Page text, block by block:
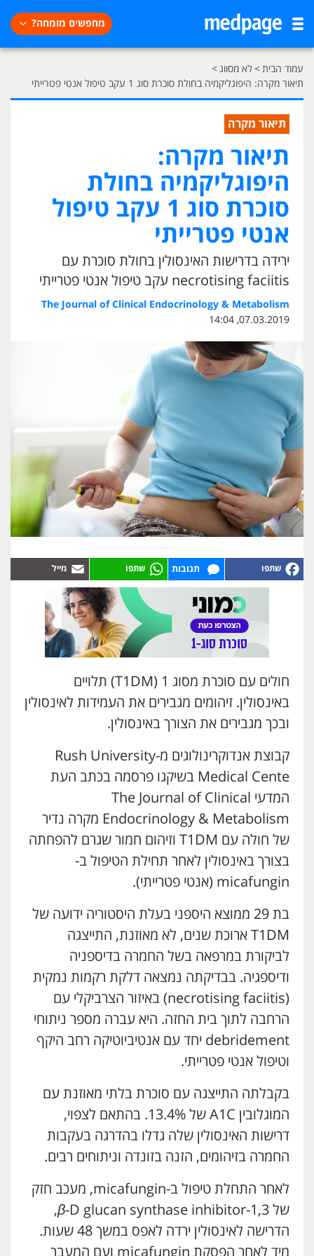
מחפשים מומחה?
עמוד הבית>לא מסווג>
תיאור מקרה: היפוגליקמיה בחולת סוכרת סוג 1 עקב טיפול אנטי פטרייתי
תיאור מקרה
תיאור מקרה:
היפוגליקמיה בחולת
סוכרת סוג 1 עקב טיפול
אנטי פטרייתי
ירידה בדרישות האינסולין בחולת סוכרת עם
necrotising faciitis עקב טיפול אנטי פטרייתי
The Journal of Clinical Endocrinology & Metabolism
07.03.2019, 14:04
תגובות
חולים עם סוכרת מסוג 1 (T1DM) תלויים
באינסולין. זיהומים מגבירים את העמידות לאינסולין
ובכך מגבירים את הצורך באינסולין.
קבוצת אנדוקרינולוגים מ-Rush University
Medical Cente בשיקגו פרסמה בכתב העת
המדעי The Journal of Clinical
Endocrinology & Metabolism מקרה נדיר
של חולה עם T1DM וזיהום חמור שגרם להפחתה
בצורך באינסולין לאחר תחילת הטיפול ב-
micafungin (אנטי פטרייתי).
בת 29 ממוצא היספני בעלת היסטוריה ידועה של
T1DM ארוכת שנים, לא מאוזנת, התייצגה
לביקורת במרפאה בשל החמרה בדיספניה
ודיספגיה. בבדיקתה נמצאה דלקת רקמות נמקית
(necrotising faciitis) באיזור הצרביקלי עם
הרחבה לתוך בית החזה. היא עברה מספר ניתוחי
debridement יחד עם אנטיביוטיקה רחב היקף
וטיפול אנטי פטרייתי.
בקבלתה התייצגה עם סוכרת בלתי מאוזנת עם
המוגלובין A1C של 13.4%. בהתאם לצפוי,
דרישות האינסולין שלה גדלו בהדרגה בעקבות
החמרה בזיהומים, הזנה בזונדה וניתוחים רבים.
לאחר התחלת טיפול ב-micafungin, מעכב חזק
של 1,3-
β
-D glucan synthase inhibitor,
הדרישה לאינסולין ירדה לאפס במשך 48 שעות.
מיד לאחר הפסקת micafungin ועם המעבר